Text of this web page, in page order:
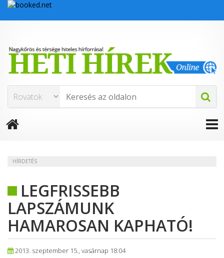
HÍRDETÉS
LEGFRISSEBB
LAPSZÁMUNK
HAMAROSAN KAPHATÓ!
2013. szeptember 15., vasárnap 18:04